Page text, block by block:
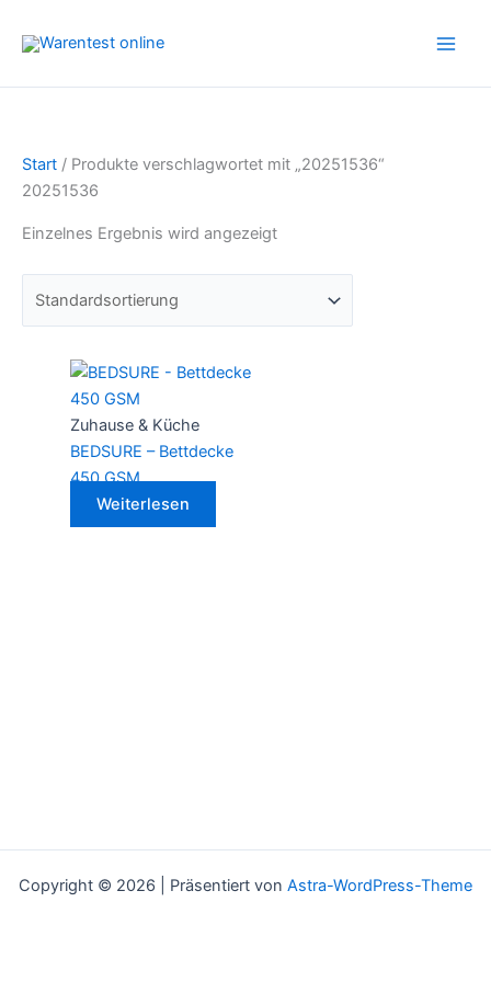
Inhalt
Start / Produkte verschlagwortet mit „20251536“
20251536
Einzelnes Ergebnis wird angezeigt
Zuhause & Küche
BEDSURE – Bettdecke
450 GSM
Weiterlesen
Copyright © 2026 | Präsentiert von Astra-WordPress-Theme